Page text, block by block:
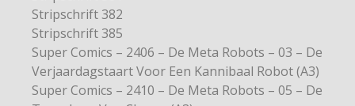
Stripschrift 382
Stripschrift 385
Super Comics – 2406 – De Meta Robots – 03 – De
Verjaardagstaart Voor Een Kannibaal Robot (A3)
Super Comics – 2410 – De Meta Robots – 05 – De